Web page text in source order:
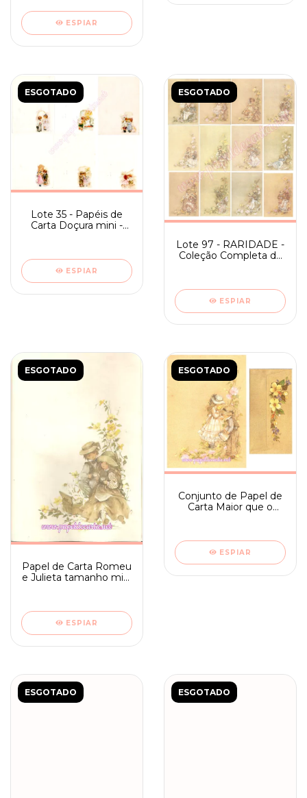
ESPIAR
ESGOTADO
Lote 35 - Papéis de
Carta Doçura mini -
ESPIAR
ESGOTADO
Lote 97 - RARIDADE -
Coleção Completa de
médio
ESPIAR
ESGOTADO
Papel de Carta Romeu
e Julieta tamanho mini
ESPIAR
ESGOTADO
Conjunto de Papel de
Carta Maior que o
ESPIAR
ESGOTADO ESGOTADO